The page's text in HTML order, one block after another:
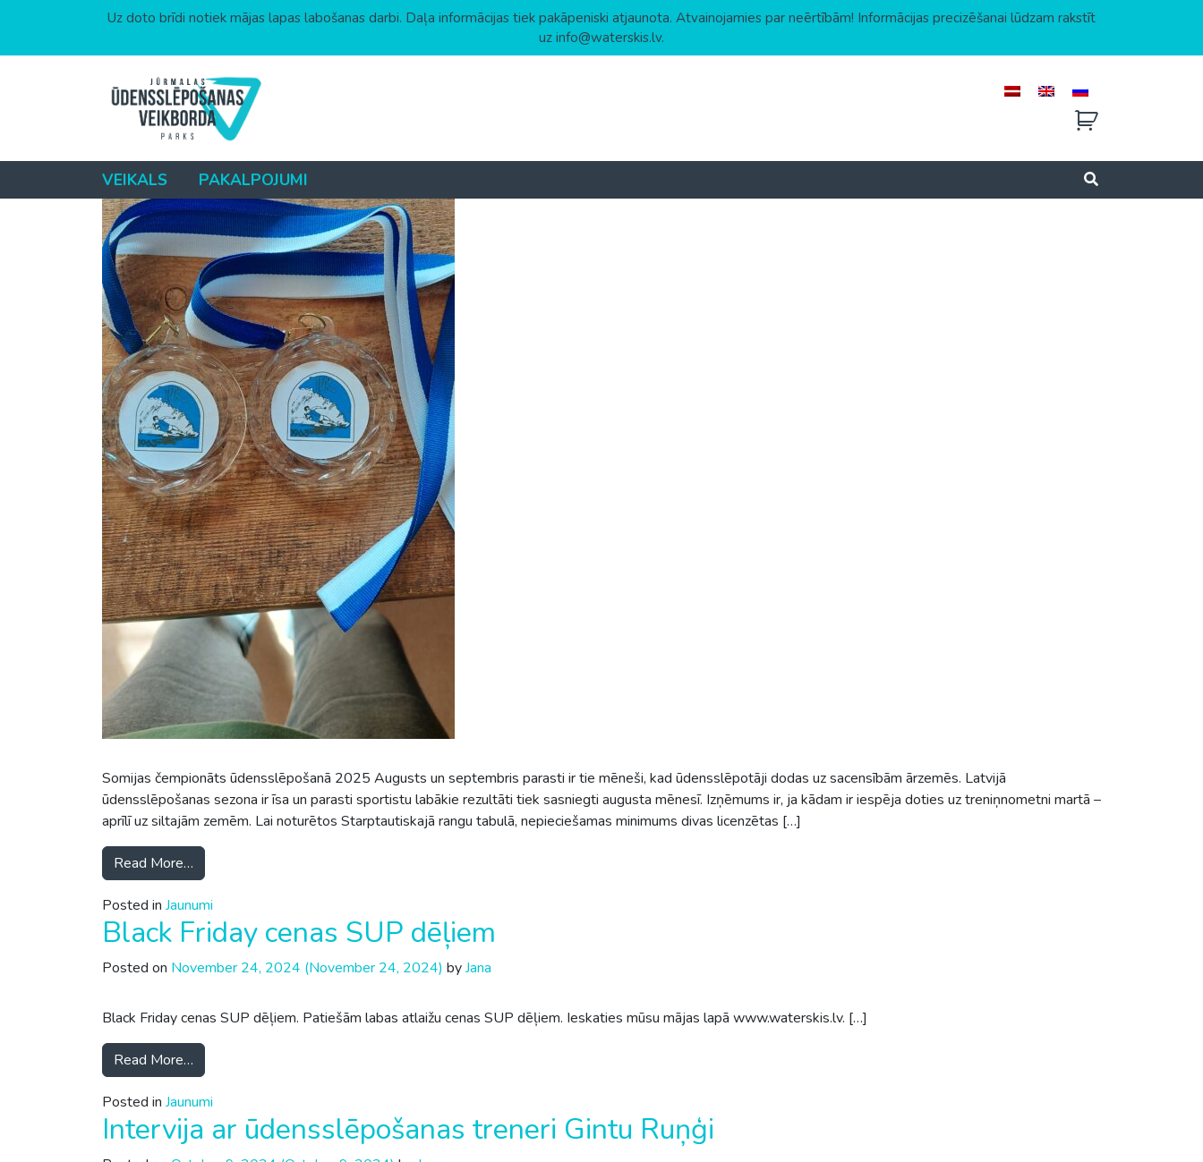
Uz doto brīdi notiek mājas lapas labošanas darbi. Daļa informācijas tiek pakāpeniski atjaunota. Atvainojamies par neērtībām! Informācijas precizēšanai lūdzam rakstīt
uz info@waterskis.lv.
VEIKALS PAKALPOJUMI
Category:Jaunumi
Somijas čempionāts ūdensslēpošanā 2025
Posted onAugust 18, 2025
Somijas čempionāts ūdensslēpošanā 2025 Augusts un septembris parasti ir tie mēneši, kad ūdensslēpotāji dodas uz sacensībām ārzemēs. Latvijā
ūdensslēpošanas sezona ir īsa un parasti sportistu labākie rezultāti tiek sasniegti augusta mēnesī. Izņēmums ir, ja kādam ir iespēja doties uz treniņnometni martā –
aprīlī uz siltajām zemēm. Lai noturētos Starptautiskajā rangu tabulā, nepieciešamas minimums divas licenzētas […]
Read More…
Posted in Jaunumi
Black Friday cenas SUP dēļiem
Posted on November 24, 2024 (November 24, 2024) byJana
Black Friday cenas SUP dēļiem. Patiešām labas atlaižu cenas SUP dēļiem. Ieskaties mūsu mājas lapā www.waterskis.lv. […]
Read More…
Posted in Jaunumi
Intervija ar ūdensslēpošanas treneri Gintu Ruņģi